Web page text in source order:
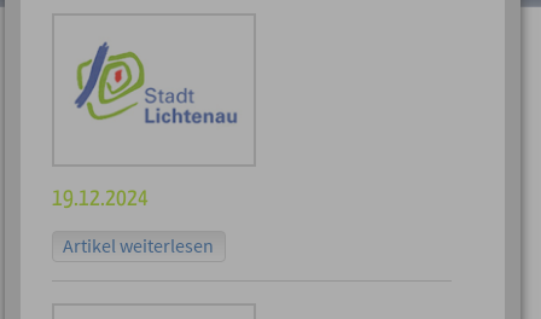
19.12.2024
Artikel weiterlesen